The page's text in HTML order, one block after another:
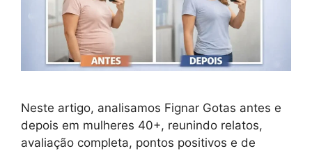
Neste artigo, analisamos Fignar Gotas antes e
depois em mulheres 40+, reunindo relatos,
avaliação completa, pontos positivos e de